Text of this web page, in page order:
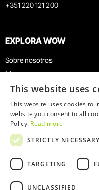
+351 220 121 200
EXPLORA WOW
Sobre nosotros
Museos
Agenda
Noticias
Restaurantes
Tarjeta WOW
Grupos y eventos
Servicio educativo
This website uses
This website uses cookies to
website you consent to all
Policy. Read more
STRICTLY NECESSARY
TARGETING
UNCLASSIFIED